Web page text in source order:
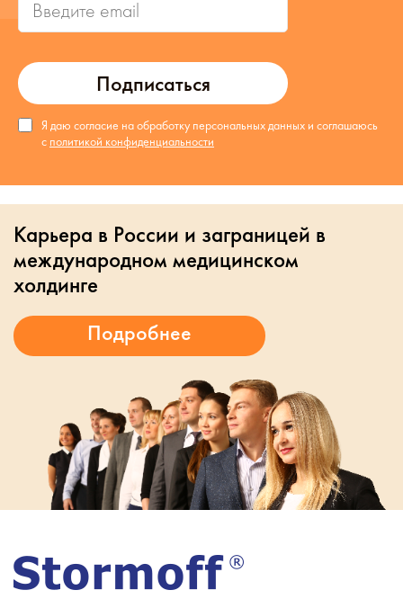
Подписаться
Я даю согласие на обработку персональных данных и соглашаюсь
с политикой конфиденциальности
Карьера в России и заграницей в
международном медицинском
холдинге